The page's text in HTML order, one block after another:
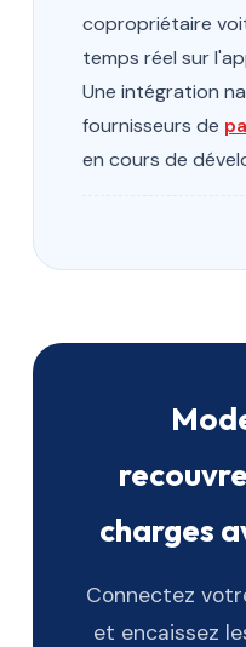
copropriétaire
temps réel sur
Une intégration
fournisseurs de
en cours de
charges
Connectez
et encaissez